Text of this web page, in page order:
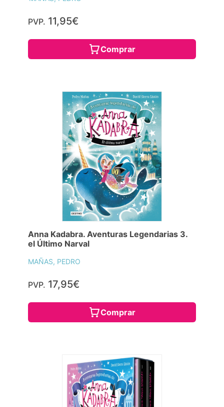
PVP. 11,95€
Comprar
Anna Kadabra. Aventuras Legendarias 3.
el Último Narval
MAÑAS, PEDRO
PVP. 17,95€
Comprar